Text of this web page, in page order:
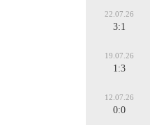
22.07.26
3:1
19.07.26
1:3
12.07.26
0:0